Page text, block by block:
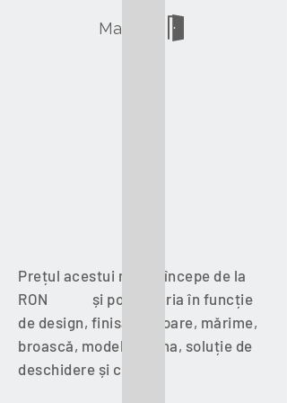
Magazin
Prețul acestui model începe de la
RON și poate varia în funcție
de design, finisaj, culoare, mărime,
broască, model balama, soluție de
deschidere și clanță.